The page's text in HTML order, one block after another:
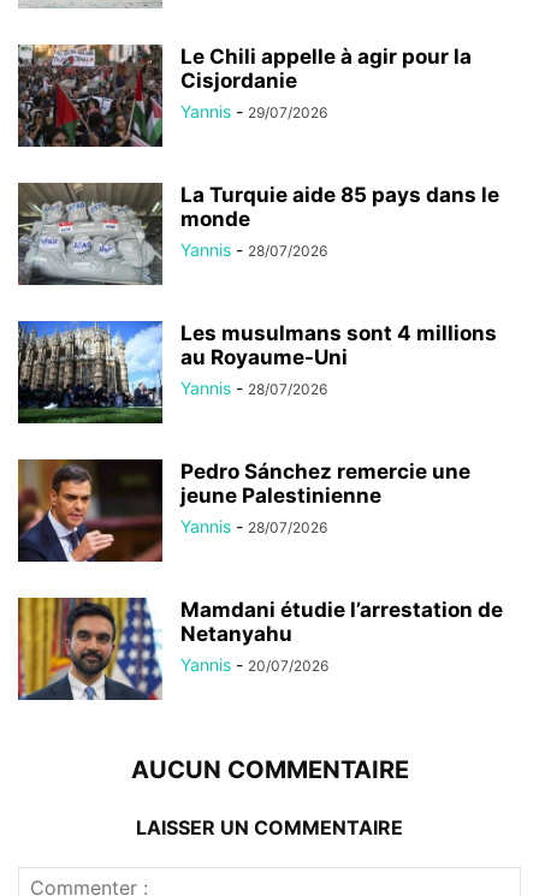
Le Chili appelle à agir pour la
Cisjordanie
Yannis - 29/07/2026
La Turquie aide 85 pays dans le
monde
Yannis - 28/07/2026
Les musulmans sont 4 millions
au Royaume-Uni
Yannis - 28/07/2026
Pedro Sánchez remercie une
jeune Palestinienne
Yannis - 28/07/2026
Mamdani étudie l’arrestation de
Netanyahu
Yannis - 20/07/2026
AUCUN COMMENTAIRE
LAISSER UN COMMENTAIRE